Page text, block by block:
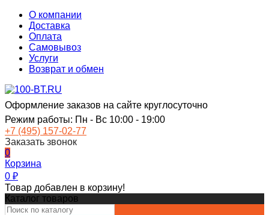
О компании
Доставка
Оплата
Самовывоз
Услуги
Возврат и обмен
Оформление заказов на сайте круглосуточно
Режим работы: Пн - Вс 10:00 - 19:00
+7 (495) 157-02-77
Заказать звонок
0
Корзина
0 ₽
Товар добавлен в корзину!
Каталог товаров